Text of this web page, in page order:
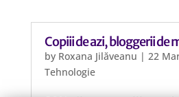
Copiii de azi, bloggerii de
by Roxana Jilăveanu | 22
Tehnologie